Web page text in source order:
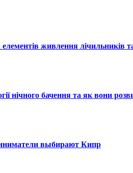
елементів живлення лічильників
нічного бачення та як вони
выбирают Кипр